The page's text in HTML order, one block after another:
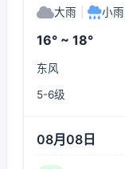
大雨 小雨
16° ~ 18°
东风
5-6级
08月08日